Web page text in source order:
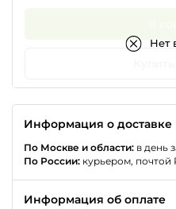
Нет
Информация о доставке
По Москве и области: в день
По России: курьером, почтой
Информация об оплате